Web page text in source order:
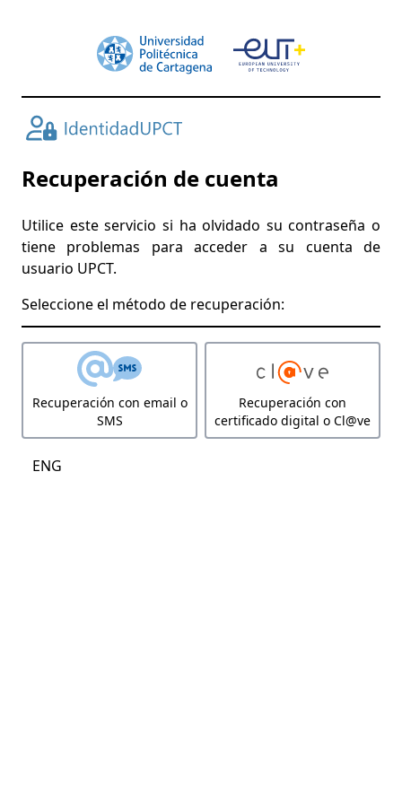
Recuperación de cuenta
Utilice este servicio si ha olvidado su contraseña o
tiene problemas para acceder a su cuenta de
usuario UPCT.
Seleccione el método de recuperación:
Recuperación con email o
SMS
Recuperación con
certificado digital o Cl@ve
ENG